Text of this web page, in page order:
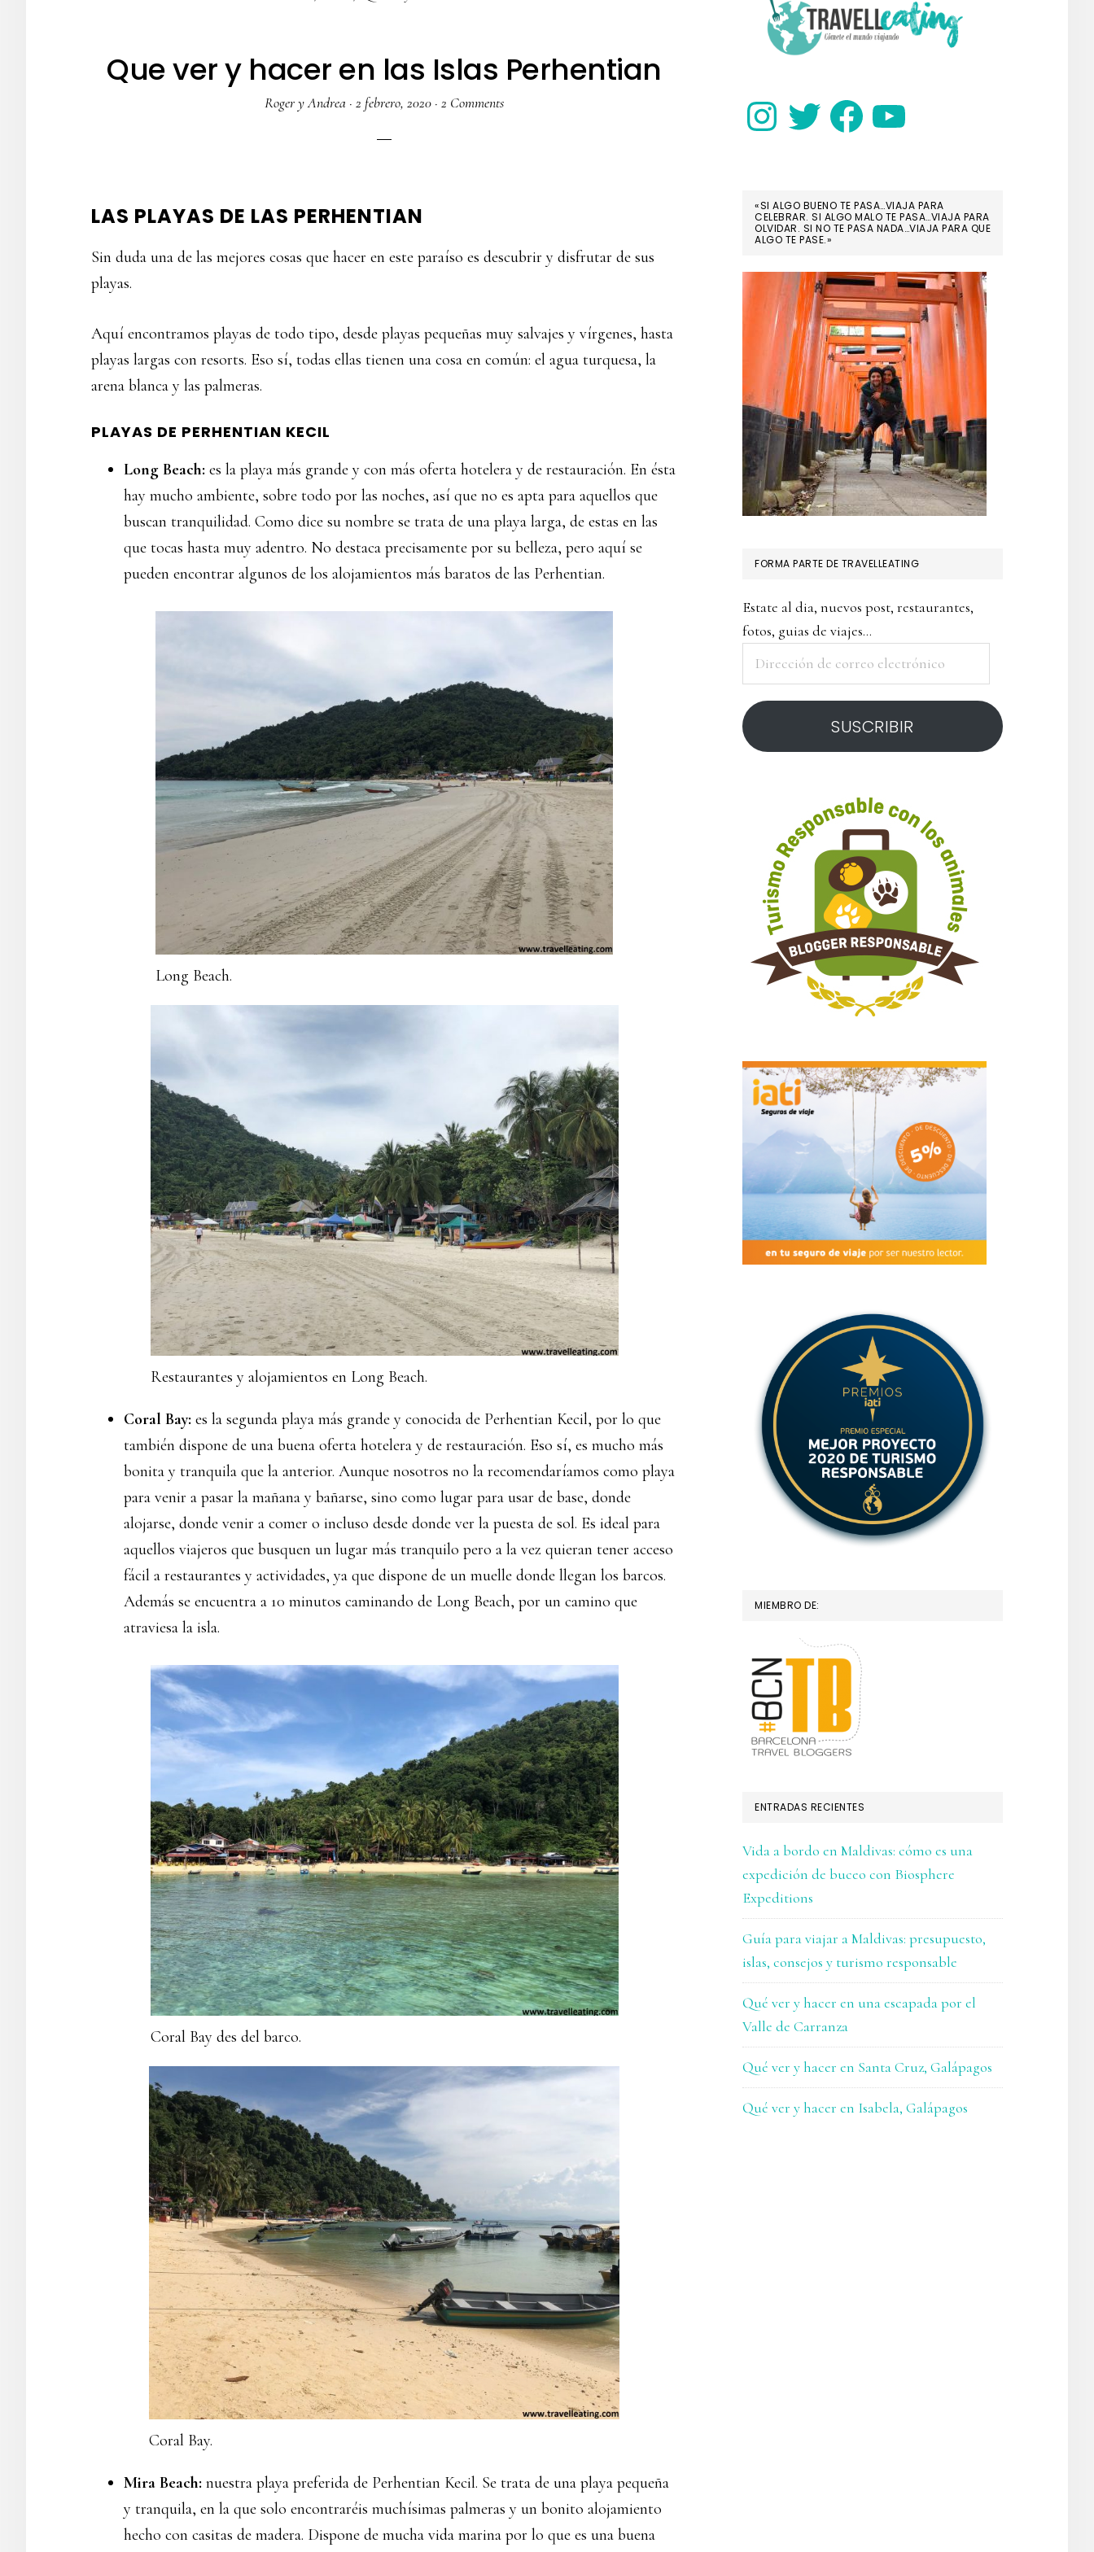
Que ver y hacer en las Islas Perhentian
Roger y Andrea · 2 febrero, 2020 · 2 Comments
LAS PLAYAS DE LAS PERHENTIAN
Sin duda una de las mejores cosas que hacer en este paraíso es descubrir y disfrutar de sus
playas.
Aquí encontramos playas de todo tipo, desde playas pequeñas muy salvajes y vírgenes, hasta
playas largas con resorts. Eso sí, todas ellas tienen una cosa en común: el agua turquesa, la
arena blanca y las palmeras.
PLAYAS DE PERHENTIAN KECIL
Long Beach: es la playa más grande y con más oferta hotelera y de restauración. En ésta
hay mucho ambiente, sobre todo por las noches, así que no es apta para aquellos que
buscan tranquilidad. Como dice su nombre se trata de una playa larga, de estas en las
que tocas hasta muy adentro. No destaca precisamente por su belleza, pero aquí se
pueden encontrar algunos de los alojamientos más baratos de las Perhentian.
Long Beach.
Restaurantes y alojamientos en Long Beach.
Coral Bay: es la segunda playa más grande y conocida de Perhentian Kecil, por lo que
también dispone de una buena oferta hotelera y de restauración. Eso sí, es mucho más
bonita y tranquila que la anterior. Aunque nosotros no la recomendaríamos como playa
para venir a pasar la mañana y bañarse, sino como lugar para usar de base, donde
alojarse, donde venir a comer o incluso desde donde ver la puesta de sol. Es ideal para
aquellos viajeros que busquen un lugar más tranquilo pero a la vez quieran tener acceso
fácil a restaurantes y actividades, ya que dispone de un muelle donde llegan los barcos.
Además se encuentra a 10 minutos caminando de Long Beach, por un camino que
atraviesa la isla.
Coral Bay des del barco.
Coral Bay.
Mira Beach: nuestra playa preferida de Perhentian Kecil. Se trata de una playa pequeña
y tranquila, en la que solo encontraréis muchísimas palmeras y un bonito alojamiento
hecho con casitas de madera. Dispone de mucha vida marina por lo que es una buena
SIDEBAR
InstagramTwitter FacebookYouTube
«SI ALGO BUENO TE PASA…VIAJA PARA
CELEBRAR. SI ALGO MALO TE PASA…VIAJA PARA
OLVIDAR. SI NO TE PASA NADA…VIAJA PARA QUE
ALGO TE PASE.»
FORMA PARTE DE TRAVELLEATING
Estate al dia, nuevos post, restaurantes,
fotos, guias de viajes...
correo
electrónico
SUSCRIBIR
MIEMBRO DE:
ENTRADAS RECIENTES
Vida a bordo en Maldivas: cómo es una
expedición de buceo con Biosphere
Expeditions
Guía para viajar a Maldivas: presupuesto,
islas, consejos y turismo responsable
Qué ver y hacer en una escapada por el
Valle de Carranza
Qué ver y hacer en Santa Cruz, Galápagos
Qué ver y hacer en Isabela, Galápagos